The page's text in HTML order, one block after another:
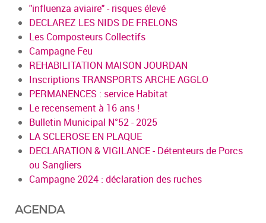
"influenza aviaire" - risques élevé
DECLAREZ LES NIDS DE FRELONS
Les Composteurs Collectifs
Campagne Feu
REHABILITATION MAISON JOURDAN
Inscriptions TRANSPORTS ARCHE AGGLO
PERMANENCES : service Habitat
Le recensement à 16 ans !
Bulletin Municipal N°52 - 2025
LA SCLEROSE EN PLAQUE
DECLARATION & VIGILANCE - Détenteurs de Porcs
ou Sangliers
Campagne 2024 : déclaration des ruches
AGENDA